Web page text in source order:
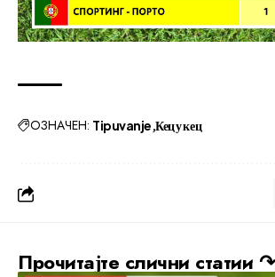
ОЗНАЧЕН: Tipuvanje Кец у кец
Прочитајте слични статии ↷